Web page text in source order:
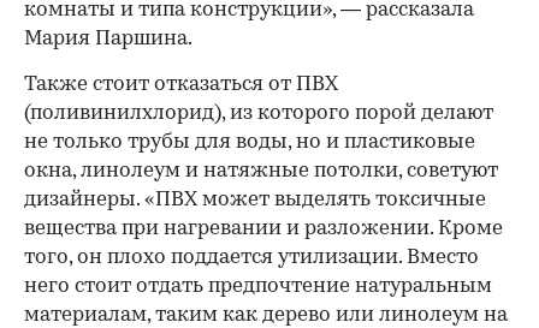
комнаты и типа конструкции», — рассказала
Мария Паршина.
Также стоит отказаться от ПВХ
(поливинилхлорид), из которого порой делают
не только трубы для воды, но и пластиковые
окна, линолеум и натяжные потолки, советуют
дизайнеры. «ПВХ может выделять токсичные
вещества при нагревании и разложении. Кроме
того, он плохо поддается утилизации. Вместо
него стоит отдать предпочтение натуральным
материалам, таким как дерево или линолеум на